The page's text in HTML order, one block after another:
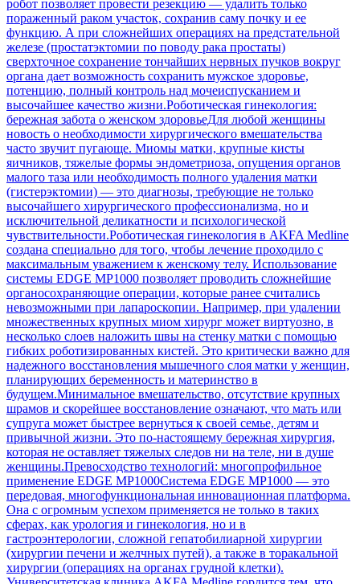
робот позволяет провести резекцию — удалить только
пораженный раком участок, сохранив саму почку и ее
функцию. А при сложнейших операциях на предстательной
железе (простатэктомии по поводу рака простаты)
сверхточное сохранение тончайших нервных пучков вокруг
органа дает возможность сохранить мужское здоровье,
потенцию, полный контроль над мочеиспусканием и
высочайшее качество жизни.Роботическая гинекология:
бережная забота о женском здоровьеДля любой женщины
новость о необходимости хирургического вмешательства
часто звучит пугающе. Миомы матки, крупные кисты
яичников, тяжелые формы эндометриоза, опущения органов
малого таза или необходимость полного удаления матки
(гистерэктомии) — это диагнозы, требующие не только
высочайшего хирургического профессионализма, но и
исключительной деликатности и психологической
чувствительности.Роботическая гинекология в AKFA Medline
создана специально для того, чтобы лечение проходило с
максимальным уважением к женскому телу. Использование
системы EDGE MP1000 позволяет проводить сложнейшие
органосохраняющие операции, которые ранее считались
невозможными при лапароскопии. Например, при удалении
множественных крупных миом хирург может виртуозно, в
несколько слоев наложить швы на стенку матки с помощью
гибких роботизированных кистей. Это критически важно для
надежного восстановления мышечного слоя матки у женщин,
планирующих беременность и материнство в
будущем.Минимальное вмешательство, отсутствие крупных
шрамов и скорейшее восстановление означают, что мать или
супруга может быстрее вернуться к своей семье, детям и
привычной жизни. Это по-настоящему бережная хирургия,
которая не оставляет тяжелых следов ни на теле, ни в душе
женщины.Превосходство технологий: многопрофильное
применение EDGE MP1000Система EDGE MP1000 — это
передовая, многофункциональная инновационная платформа.
Она с огромным успехом применяется не только в таких
сферах, как урология и гинекология, но и в
гастроэнтерологии, сложной гепатобилиарной хирургии
(хирургии печени и желчных путей), а также в торакальной
хирургии (операциях на органах грудной клетки).